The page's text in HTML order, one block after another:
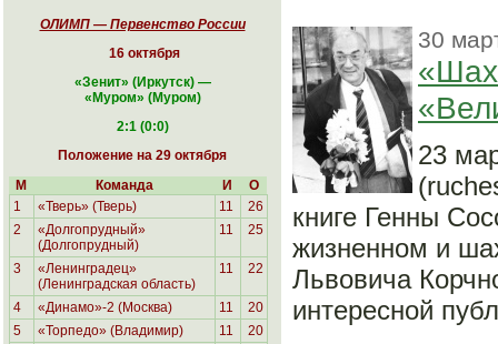
ОЛИМП — Первенство России
16 октября
«Зенит» (Иркутск) —
«Муром» (Муром)
2:1 (0:0)
Положение на 29 октября
М
Команда И
О
1
«Тверь» (Тверь) 11
26
2
«Долгопрудный»
(Долгопрудный)
11 25
3
«Ленинградец»
(Ленинградская область)
11 22
4 «Динамо»-2 (Москва) 11
20
5
«Торпедо» (Владимир) 11
20
30
23
книге Генны
жизненном и
Львовича
интересной